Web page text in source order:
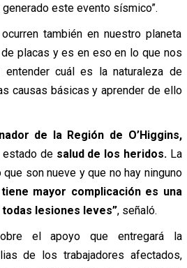
este evento sísmico”.
también en nuestro planeta
placas y es en eso en lo que nos
entender cuál es la naturaleza de
causas básicas y aprender de ello
de la Región de O’Higgins,
de salud de los heridos. La
que son nueve y que no hay ninguno
tiene mayor complicación es una
lesiones leves”,señaló.
el apoyo que entregará la
de los trabajadores afectados,